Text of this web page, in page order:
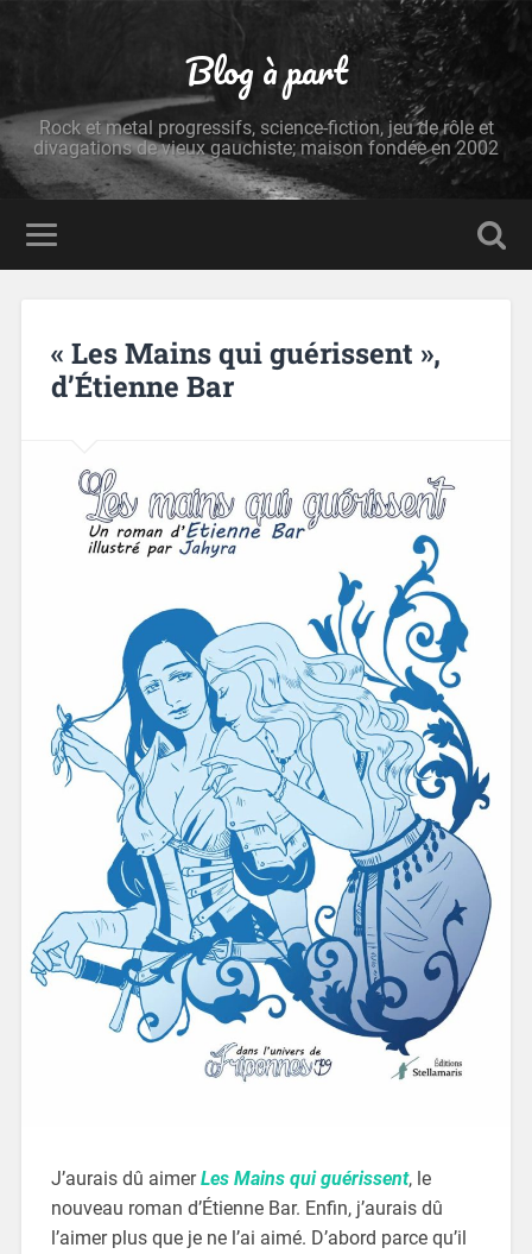
Blog à part
Rock et metal progressifs, science-fiction, jeu de rôle et
divagations de vieux gauchiste; maison fondée en 2002
« Les Mains qui guérissent »,
d’Étienne Bar
J’aurais dû aimerLes Mains qui guérissent, le
nouveau roman d’Étienne Bar. Enfin, j’aurais dû
l’aimer plus que je ne l’ai aimé. D’abord parce qu’il